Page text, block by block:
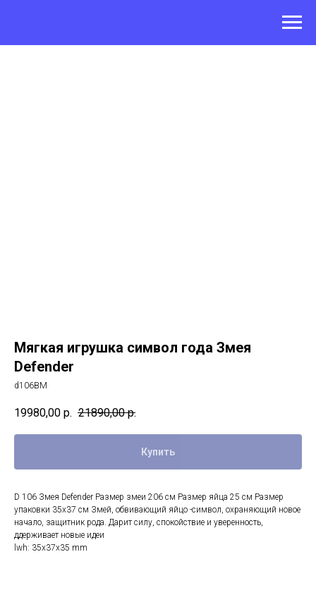
Мягкая игрушка символ года Змея
Defender
d106BM
19980,00 р. 21890,00 р.
Купить
D 106 Змея Defender Размер змеи 206 см Размер яйца 25 см Размер
упаковки 35х37 см Змей, обвивающий яйцо -символ, охраняющий новое
начало, защитник рода. Дарит силу, спокойствие и уверенность,
ддерживает новые идеи
lwh: 35x37x35 mm